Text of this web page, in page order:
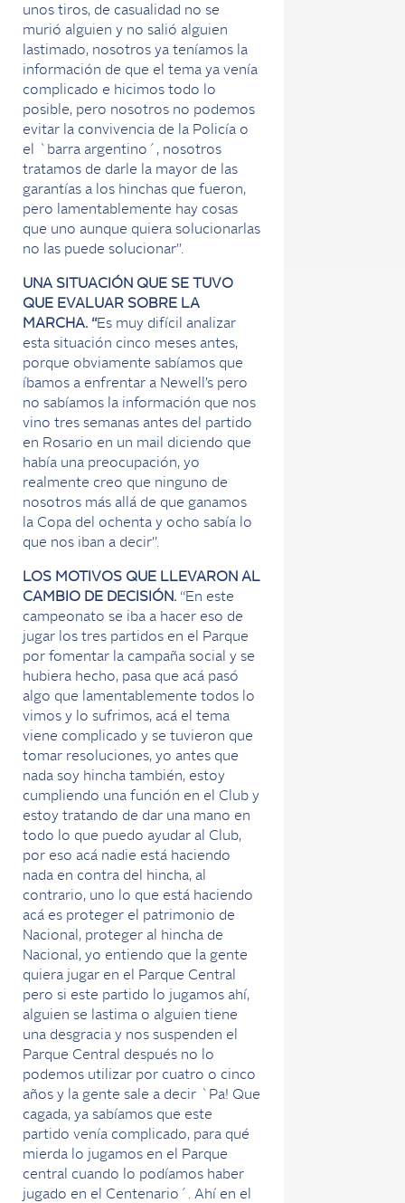
unos tiros, de casualidad no se
murió alguien y no salió alguien
lastimado, nosotros ya teníamos la
información de que el tema ya venía
complicado e hicimos todo lo
posible, pero nosotros no podemos
evitar la convivencia de la Policía o
el `barra argentino´, nosotros
tratamos de darle la mayor de las
garantías a los hinchas que fueron,
pero lamentablemente hay cosas
que uno aunque quiera solucionarlas
no las puede solucionar”.
UNA SITUACIÓN QUE SE TUVO
QUE EVALUAR SOBRE LA
MARCHA. “Es muy difícil analizar
esta situación cinco meses antes,
porque obviamente sabíamos que
íbamos a enfrentar a Newell’s pero
no sabíamos la información que nos
vino tres semanas antes del partido
en Rosario en un mail diciendo que
había una preocupación, yo
realmente creo que ninguno de
nosotros más allá de que ganamos
la Copa del ochenta y ocho sabía lo
que nos iban a decir”.
LOS MOTIVOS QUE LLEVARON AL
CAMBIO DE DECISIÓN. “En este
campeonato se iba a hacer eso de
jugar los tres partidos en el Parque
por fomentar la campaña social y se
hubiera hecho, pasa que acá pasó
algo que lamentablemente todos lo
vimos y lo sufrimos, acá el tema
viene complicado y se tuvieron que
tomar resoluciones, yo antes que
nada soy hincha también, estoy
cumpliendo una función en el Club y
estoy tratando de dar una mano en
todo lo que puedo ayudar al Club,
por eso acá nadie está haciendo
nada en contra del hincha, al
contrario, uno lo que está haciendo
acá es proteger el patrimonio de
Nacional, proteger al hincha de
Nacional, yo entiendo que la gente
quiera jugar en el Parque Central
pero si este partido lo jugamos ahí,
alguien se lastima o alguien tiene
una desgracia y nos suspenden el
Parque Central después no lo
podemos utilizar por cuatro o cinco
años y la gente sale a decir `Pa! Que
cagada, ya sabíamos que este
partido venía complicado, para qué
mierda lo jugamos en el Parque
central cuando lo podíamos haber
jugado en el Centenario´. Ahí en el